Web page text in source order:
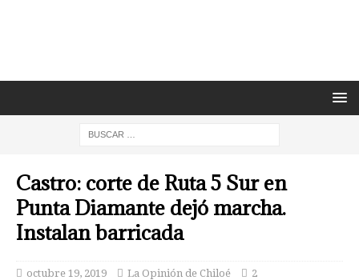
Castro: corte de Ruta 5 Sur en
Punta Diamante dejó marcha.
Instalan barricada
octubre 19, 2019 La Opinión de Chiloé 2